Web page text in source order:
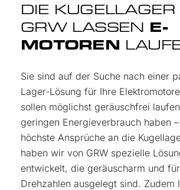
DIE KUGELLAGER
GRW LASSEN E-
MOTOREN
Sie sind auf der Suche nach einer
Lager-Lösung für Ihre
sollen möglichst geräuschfrei
geringen Energieverbrauch haben
höchste Ansprüche an die
haben wir von GRW spezielle
entwickelt, die geräuscharm und
Drehzahlen ausgelegt sind. Zudem